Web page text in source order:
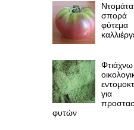
σπορά
φύτεμα
Φτιάχνω
για
φυτών